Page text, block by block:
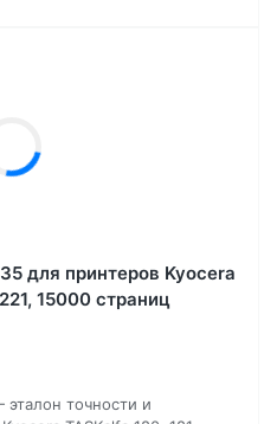
для принтеров Kyocera
15000 страниц
точности и